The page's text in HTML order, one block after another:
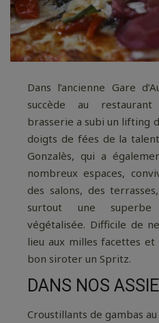
Dans l’ancienne Gare
succède au
brasserie a subi un lifting
doigts de fées de la
Gonzalès, qui a
nombreux espaces,
des salons, des
surtout une superbe
végétalisée. Difficile de
lieu aux milles facettes
bon siroter un Spritz.
DANS NOS
Croustillants de gambas